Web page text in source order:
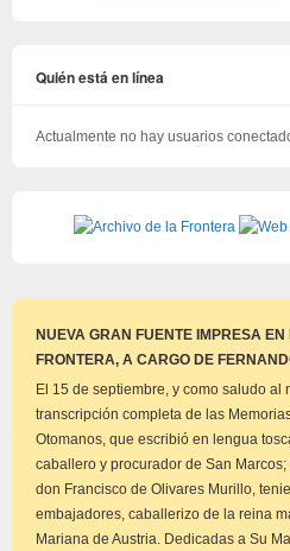
Quién está en línea
Actualmente no hay usuarios
NUEVA GRAN FUENTE IMPRESA
FRONTERA, A CARGO DE
El 15 de septiembre, y como saludo al
transcripción completa de las
Otomanos, que escribió en lengua
caballero y procurador de San
don Francisco de Olivares Murillo,
embajadores, caballerizo de la reina
Mariana de Austria. Dedicadas a Su